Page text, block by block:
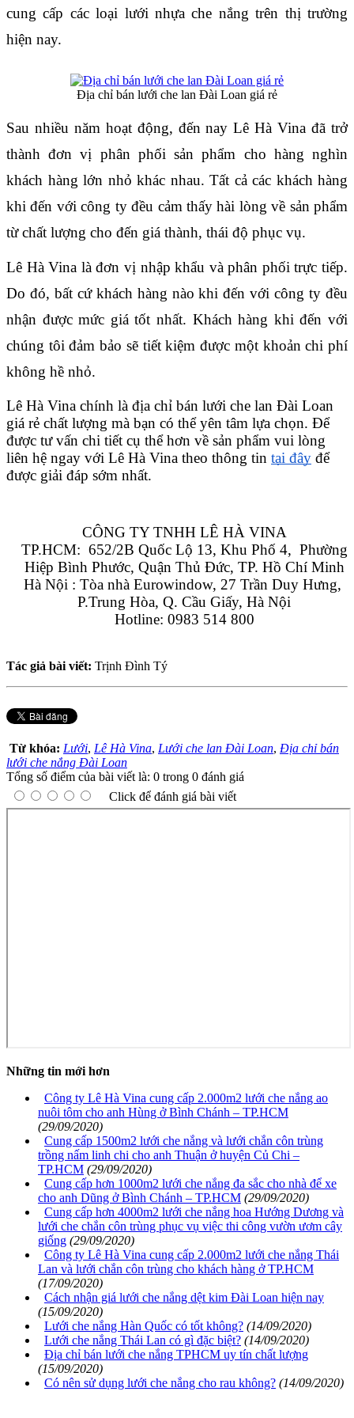
cung cấp các loại lưới nhựa che nắng trên thị trường
hiện nay.
Địa chỉ bán lưới che lan Đài Loan giá rẻ
Sau nhiều năm hoạt động, đến nay Lê Hà Vina đã trở
thành đơn vị phân phối sản phẩm cho hàng nghìn
khách hàng lớn nhỏ khác nhau. Tất cả các khách hàng
khi đến với công ty đều cảm thấy hài lòng về sản phẩm
từ chất lượng cho đến giá thành, thái độ phục vụ.
Lê Hà Vina là đơn vị nhập khẩu và phân phối trực tiếp.
Do đó, bất cứ khách hàng nào khi đến với công ty đều
nhận được mức giá tốt nhất. Khách hàng khi đến với
chúng tôi đảm bảo sẽ tiết kiệm được một khoản chi phí
không hề nhỏ.
Lê Hà Vina chính là địa chỉ bán lưới che lan Đài Loan
giá rẻ chất lượng mà bạn có thể yên tâm lựa chọn. Để
được tư vấn chi tiết cụ thể hơn về sản phẩm vui lòng
liên hệ ngay với Lê Hà Vina theo thông tin tại đây để
được giải đáp sớm nhất.
CÔNG TY TNHH LÊ HÀ VINA
TP.HCM:  652/2B Quốc Lộ 13, Khu Phố 4,  Phường
Hiệp Bình Phước, Quận Thủ Đức, TP. Hồ Chí Minh
Hà Nội : Tòa nhà Eurowindow, 27 Trần Duy Hưng,
P.Trung Hòa, Q. Cầu Giấy, Hà Nội
Hotline: 0983 514 800
Tác giả bài viết: Trịnh Đình Tý
Từ khóa: Lưới, Lê Hà Vina, Lưới che lan Đài Loan, Địa chỉ bán
lưới che nắng Đài Loan
Tổng số điểm của bài viết là: 0 trong 0 đánh giá
Click để đánh giá bài viết
Những tin mới hơn
Công ty Lê Hà Vina cung cấp 2.000m2 lưới che nắng ao
nuôi tôm cho anh Hùng ở Bình Chánh – TP.HCM
(29/09/2020)
Cung cấp 1500m2 lưới che nắng và lưới chắn côn trùng
trồng nấm linh chi cho anh Thuận ở huyện Củ Chi –
TP.HCM (29/09/2020)
Cung cấp hơn 1000m2 lưới che nắng đa sắc cho nhà để xe
cho anh Dũng ở Bình Chánh – TP.HCM (29/09/2020)
Cung cấp hơn 4000m2 lưới che nắng hoa Hướng Dương và
lưới che chắn côn trùng phục vụ việc thi công vườn ươm cây
giống (29/09/2020)
Công ty Lê Hà Vina cung cấp 2.000m2 lưới che nắng Thái
Lan và lưới chắn côn trùng cho khách hàng ở TP.HCM
(17/09/2020)
Cách nhận giá lưới che nắng dệt kim Đài Loan hiện nay
(15/09/2020)
Lưới che nắng Hàn Quốc có tốt không? (14/09/2020)
Lưới che nắng Thái Lan có gì đặc biệt? (14/09/2020)
Địa chỉ bán lưới che nắng TPHCM uy tín chất lượng
(15/09/2020)
Có nên sử dụng lưới che nắng cho rau không? (14/09/2020)